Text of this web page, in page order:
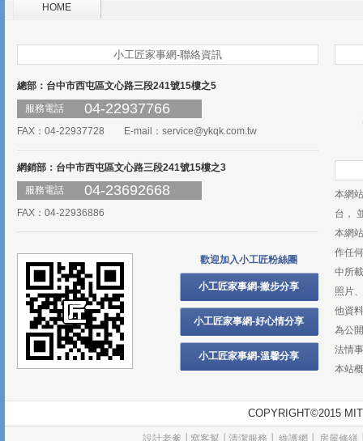
HOME
小工匠家事網-聯絡資訊
總部：台中市西屯區文心路三段241號15樓之5
服務電話
04-22937766
FAX：04-22937728 E-mail： service@ykqk.com.tw
網銷部：台中市西屯區文心路三段241號15樓之3
服務電話
04-23692668
FAX：04-22936886
歡迎加入小工匠粉絲團
小工匠家事網-撇步分享
小工匠家事網-好心情分享
小工匠家事網-溫馨分享
本網
台，
本網
作任
中所
照片
他資
為公
法情
本站
COPYRIGHT©2015
設計老爹 窩客幫 清潔服務 維護網 房屋修繕